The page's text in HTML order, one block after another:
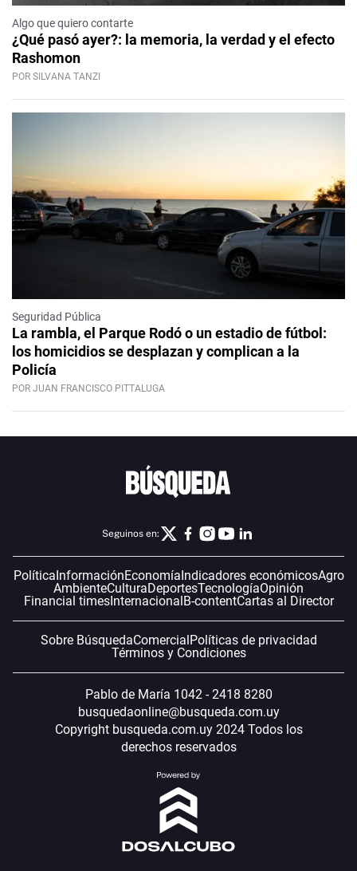
Algo que quiero contarte
¿Qué pasó ayer?: la memoria, la verdad y el efecto
Rashomon
POR SILVANA TANZI
Seguridad Pública
La rambla, el Parque Rodó o un estadio de fútbol:
los homicidios se desplazan y complican a la
Policía
POR JUAN FRANCISCO PITTALUGA
Seguinos en:
Política InformaciónEconomía Indicadores económicosAgro
AmbienteCulturaDeportesTecnologíaOpinión
Financial timesInternacional B-contentCartas al Director
Sobre BúsquedaComercial Políticas de privacidad
Términos y Condiciones
Pablo de María 1042 - 2418 8280
busquedaonline@busqueda.com.uy
Copyright busqueda.com.uy 2024 Todos los
derechos reservados